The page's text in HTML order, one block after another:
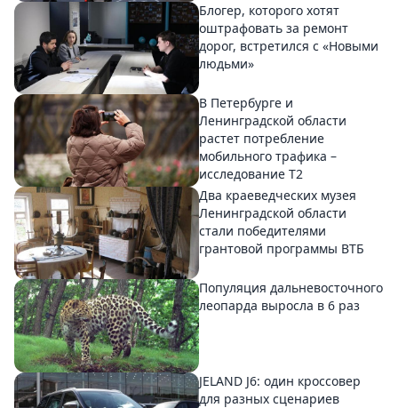
Блогер, которого хотят
оштрафовать за ремонт
дорог, встретился с «Новыми
людьми»
В Петербурге и
Ленинградской области
растет потребление
мобильного трафика –
исследование T2
Два краеведческих музея
Ленинградской области
стали победителями
грантовой программы ВТБ
Популяция дальневосточного
леопарда выросла в 6 раз
JELAND J6: один кроссовер
для разных сценариев